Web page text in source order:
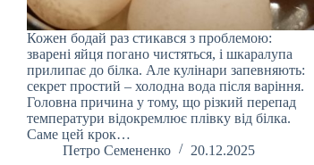
Кожен бодай раз стикався з проблемою:
зварені яйця погано чистяться, і шкаралупа
прилипає до білка. Але кулінари запевняють:
секрет простий – холодна вода після варіння.
Головна причина у тому, що різкий перепад
температури відокремлює плівку від білка.
Саме цей крок…
Петро Семененко
20.12.2025